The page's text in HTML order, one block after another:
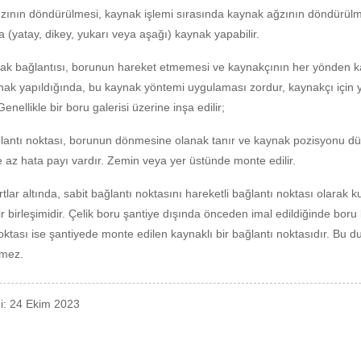
döndürülmesi, kaynak işlemi sırasında kaynak ağzının
(yatay, dikey, yukarı veya aşağı) kaynak yapabilir.
bağlantısı, borunun hareket etmemesi ve kaynakçının her yönden
yapıldığında, bu kaynak yöntemi uygulaması zordur, kaynakçı
bir boru galerisi üzerine inşa edilir;
noktası, borunun dönmesine olanak tanır ve kaynak pozisyonu
az hata payı vardır. Zemin veya yer üstünde monte edilir.
altında, sabit bağlantı noktasını hareketli bağlantı noktası olarak
birleşimidir. Çelik boru şantiye dışında önceden imal edildiğinde
ise şantiyede monte edilen kaynaklı bir bağlantı noktasıdır.
24 Ekim 2023